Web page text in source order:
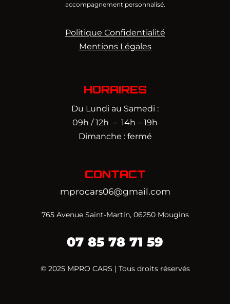
accompagnement personnalisé.
Politique Confidentialité
Mentions Légales
HORAIRES
Du Lundi au Samedi :
09h / 12h – 14h – 19h
Dimanche : fermé
CONTACT
mprocars06@gmail.com
765 Avenue Saint-Martin, 06250 Mougins
07 85 78 71 59‬
© 2025 MPRO CARS | Tous droits réservés